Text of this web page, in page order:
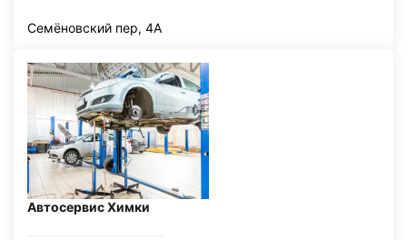
Семёновский пер, 4А
Автосервис Химки